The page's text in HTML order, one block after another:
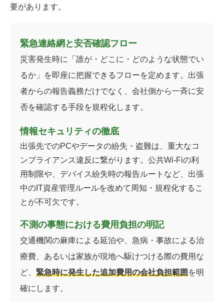
要があります。
緊急連絡網と安否確認フロー
災害発生時に「誰が・どこに・どのような状態でい
るか」を即座に把握できるフローを定めます。出張
者からの報告義務だけでなく、会社側から一斉に安
否を確認する手段を規程化します。
情報セキュリティの徹底
出張先でのPCやデータの紛失・盗難は、重大なコ
ンプライアンス違反に繋がります。公共Wi-Fiの利
用制限や、デバイス紛失時の報告ルートなど、出張
中のIT資産管理ルールを改めて周知・規程化するこ
とが不可欠です。
不測の事態における費用負担の明記
交通機関の麻痺による延泊や、急病・事故による治
療費、あるいは家族が現地へ駆けつける際の費用な
ど、 緊急時に発生した追加費用の会社負担範囲を明
確にします。